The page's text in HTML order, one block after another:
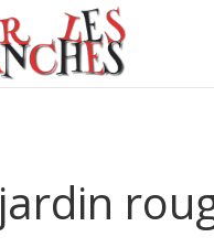
jardin